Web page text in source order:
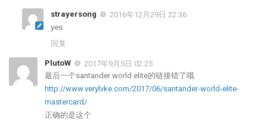
strayersong
2016年12月29日 22:36
yes
回复
PlutoW
2017年9月5日 02:25
最后一个santander world elite的链接错了哦
http://www.verylvke.com/2017/06/santander-world-elite-
mastercard/
正确的是这个